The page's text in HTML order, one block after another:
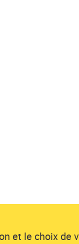
et le choix de